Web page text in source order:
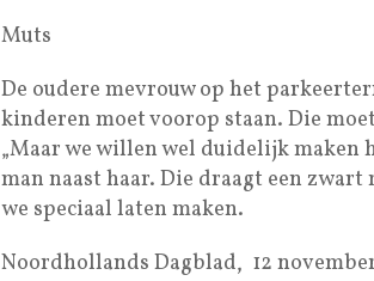
Muts
De oudere mevrouw op het
kinderen moet voorop staan. Die
„Maar we willen wel duidelijk maken
man naast haar. Die draagt een zwart
we speciaal laten maken.
Noordhollands Dagblad, 12